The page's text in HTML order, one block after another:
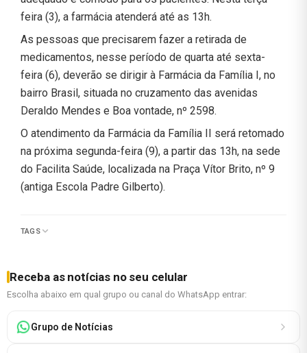
feira (3), a farmácia atenderá até as 13h.
As pessoas que precisarem fazer a retirada de
medicamentos, nesse período de quarta até sexta-
feira (6), deverão se dirigir à Farmácia da Família I, no
bairro Brasil, situada no cruzamento das avenidas
Deraldo Mendes e Boa vontade, nº 2598.
O atendimento da Farmácia da Família II será retomado
na próxima segunda-feira (9), a partir das 13h, na sede
do Facilita Saúde, localizada na Praça Vítor Brito, nº 9
(antiga Escola Padre Gilberto).
TAGS
Receba as notícias no seu celular
Escolha abaixo em qual grupo ou canal do WhatsApp entrar:
Grupo de Notícias